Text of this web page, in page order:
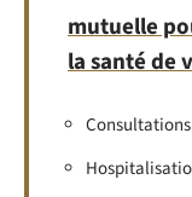
mutuelle
la santé de